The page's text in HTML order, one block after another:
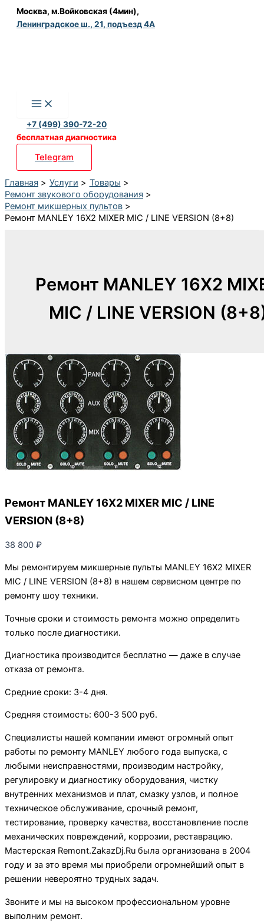
Перейти
Москва, м.Войковская (4мин),
Ленинградское ш., 21, подъезд 4А
+7 (499) 390-72-20
бесплатная диагностика
Telegram
Главная Услуги
Товары
Ремонт звукового оборудования
Ремонт микшерных пультов
Ремонт MANLEY 16X2 MIXER MIC / LINE VERSION (8+8)
Ремонт MANLEY 16X2
MIC / LINE VERSION
Ремонт MANLEY 16X2 MIXER MIC / LINE
VERSION (8+8)
38 800 ₽
Мы ремонтируем микшерные пульты MANLEY 16X2 MIXER
MIC / LINE VERSION (8+8) в нашем сервисном центре по
ремонту шоу техники.
Точные сроки и стоимость ремонта можно определить
только после диагностики.
Диагностика производится бесплатно — даже в случае
отказа от ремонта.
Средние сроки: 3-4 дня.
Средняя стоимость: 600-3 500 руб.
Специалисты нашей компании имеют огромный опыт
работы по ремонту MANLEY любого года выпуска, с
любыми неисправностями, производим настройку,
регулировку и диагностику оборудования, чистку
внутренних механизмов и плат, смазку узлов, и полное
техническое обслуживание, срочный ремонт,
тестирование, проверку качества, восстановление после
механических повреждений, коррозии, реставрацию.
Мастерская Remont.ZakazDj.Ru была организована в 2004
году и за это время мы приобрели огромнейший опыт в
решении невероятно трудных задач.
Звоните и мы на высоком профессиональном уровне
выполним ремонт.